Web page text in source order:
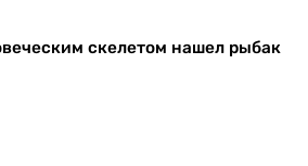
скелетом нашел рыбак